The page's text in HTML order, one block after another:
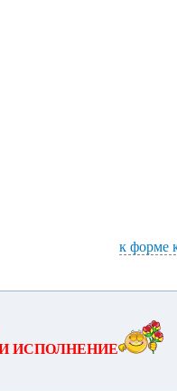
к форме
ИСПОЛНЕНИЕ